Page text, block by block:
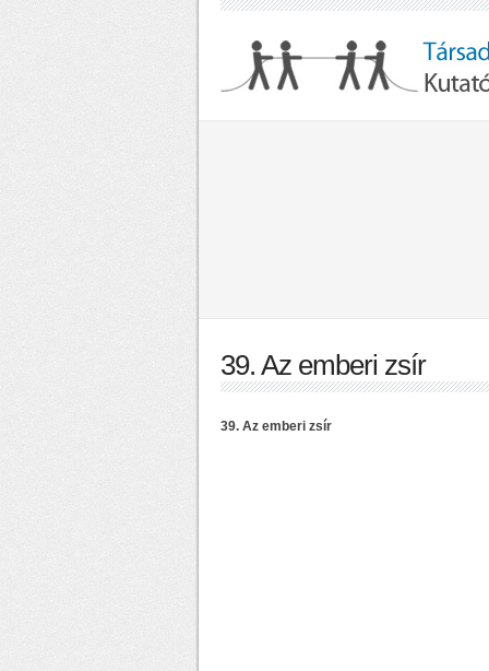
39. Az emberi zsír
39. Az emberi zsír